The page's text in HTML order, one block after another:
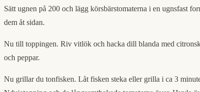
Sätt ugnen på 200 och lägg körsbärstomaterna i en ugnsfast
dem åt sidan.
Nu till toppingen. Riv vitlök och hacka dill blanda med
och peppar.
Nu grillar du tonfisken. Låt fisken steka eller grilla i ca 3